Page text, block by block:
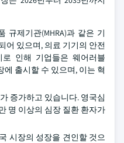
규제기관(MHRA)과 같은 기
어 있으며, 의료 기기의 안전
인해 기업들은 웨어러블
에 출시할 수 있으며, 이는 혁
증가하고 있습니다. 영국심
명 이상의 심장 질환 환자가
시장의 성장을 견인할 것으